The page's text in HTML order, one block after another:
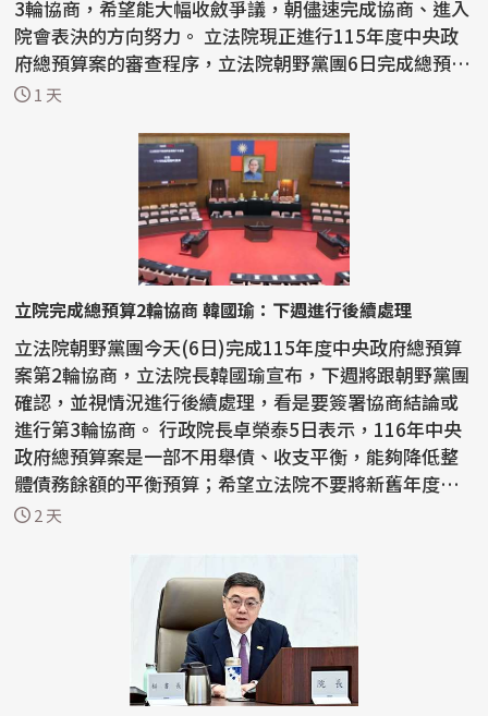
3輪協商，希望能大幅收斂爭議，朝儘速完成協商、進入
院會表決的方向努力。 立法院現正進行115年度中央政
府總預算案的審查程序，立法院朝野黨團6日完成總預算
案...1 天
立院完成總預算2輪協商 韓國瑜：下週進行後續處理
立法院朝野黨團今天(6日)完成115年度中央政府總預算
案第2輪協商，立法院長韓國瑜宣布，下週將跟朝野黨團
確認，並視情況進行後續處理，看是要簽署協商結論或
進行第3輪協商。 行政院長卓榮泰5日表示，116年中央
政府總預算案是一部不用舉債、收支平衡，能夠降低整
體債務餘額的平衡預算；希望立法院不要將新舊年度的
預算擺...
2 天